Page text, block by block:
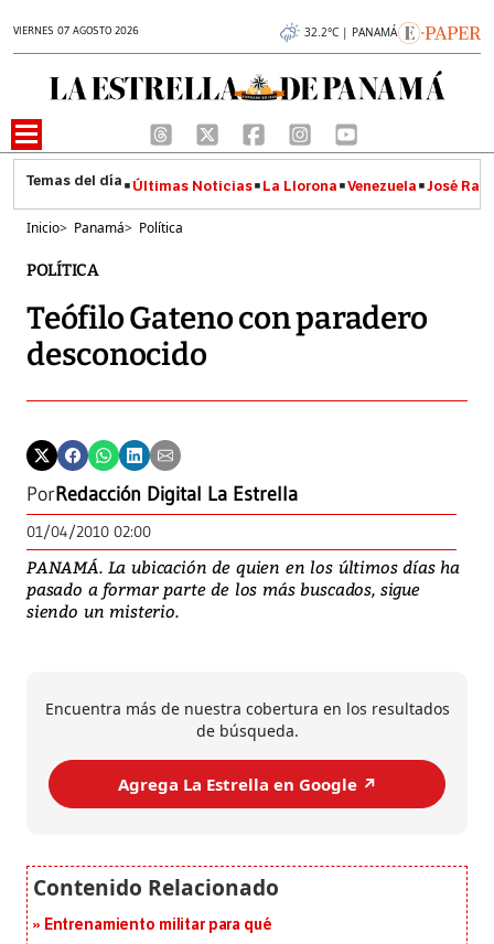
VIERNES 07 AGOSTO 2026 32.2°C | PANAMÁ
Últimas Noticias La Llorona Venezuela José
Inicio> Panamá> Política
POLÍTICA
Teófilo Gateno con paradero
desconocido
PorRedacción Digital La Estrella
01/04/2010 02:00
PANAMÁ. La ubicación de quien en los últimos días ha
pasado a formar parte de los más buscados, sigue
siendo un misterio.
Encuentra más de nuestra cobertura en los resultados
de búsqueda.
Agrega La Estrella en Google ↗️
Entrenamiento militar para qué